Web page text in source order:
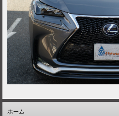
ホーム